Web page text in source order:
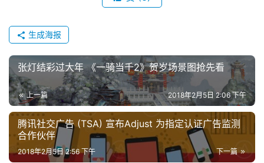
生成海报
张灯结彩过大年 《一骑当千2》贺岁场景图抢先看
上一篇 2018年2月5日 2:06 下午
腾讯社交广告 (TSA) 宣布Adjust 为指定认证广告监测
合作伙伴
下一篇
2018年2月5日 2:56 下午